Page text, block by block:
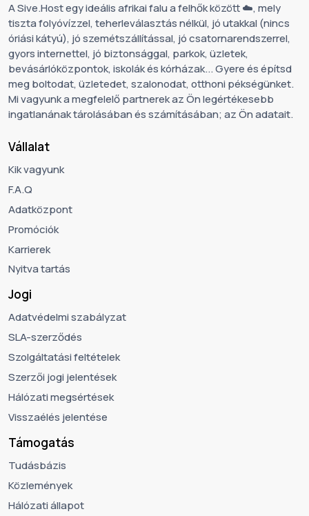
A Sive.Host egy ideális afrikai falu a felhők között ☁️, mely
tiszta folyóvízzel, teherleválasztás nélkül, jó utakkal (nincs
óriási kátyú), jó szemétszállítással, jó csatornarendszerrel,
gyors internettel, jó biztonsággal, parkok, üzletek,
bevásárlóközpontok, iskolák és kórházak... Gyere és építsd
meg boltodat, üzletedet, szalonodat, otthoni pékségünket.
Mi vagyunk a megfelelő partnerek az Ön legértékesebb
ingatlanának tárolásában és számításában; az Ön adatait.
Vállalat
Kik vagyunk
F.A.Q
Adatközpont
Promóciók
Karrierek
Nyitva tartás
Jogi
Adatvédelmi szabályzat
SLA-szerződés
Szolgáltatási feltételek
Szerzői jogi jelentések
Hálózati megsértések
Visszaélés jelentése
Támogatás
Tudásbázis
Közlemények
Hálózati állapot